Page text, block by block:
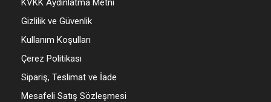
KVKK Aydınlatma Metni
Gizlilik ve Güvenlik
Kullanım Koşulları
Çerez Politikası
Sipariş, Teslimat ve İade
Mesafeli Satış Sözleşmesi